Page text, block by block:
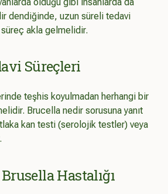
dendiğinde, uzun süreli tedavi
akla gelmelidir.
Süreçleri
teşhis koyulmadan herhangi bir
Brucella nedir sorusuna yanıt
kan testi (serolojik testler) veya
Hastalığı